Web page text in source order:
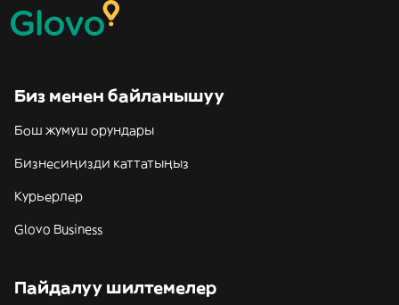
Биз менен байланышуу
Бош жумуш орундары
Бизнесиңизди каттатыңыз
Курьерлер
Glovo Business
Пайдалуу шилтемелер